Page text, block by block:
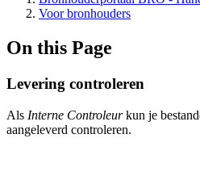
Voor bronhouders
On this Page
Levering controleren
Als Interne Controleurkun je
aangeleverd controleren.